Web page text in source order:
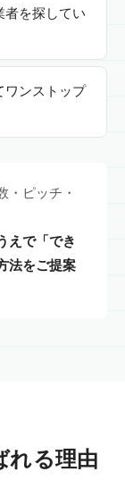
者を探してい
ワンストップ
・ピッチ・
えで「でき
法をご提案
れる理由